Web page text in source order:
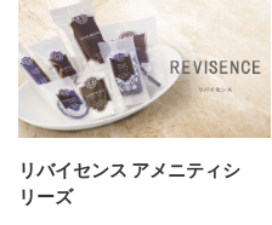
リバイセンス アメニティシ
リーズ